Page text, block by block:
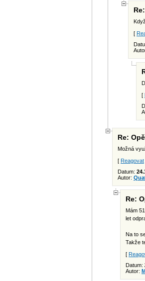
[
[
Re:
Možná
[ Reagovat
Datum:
Autor:
Re:
Mám
let
Na to
Takže
[
Datum:
Autor: